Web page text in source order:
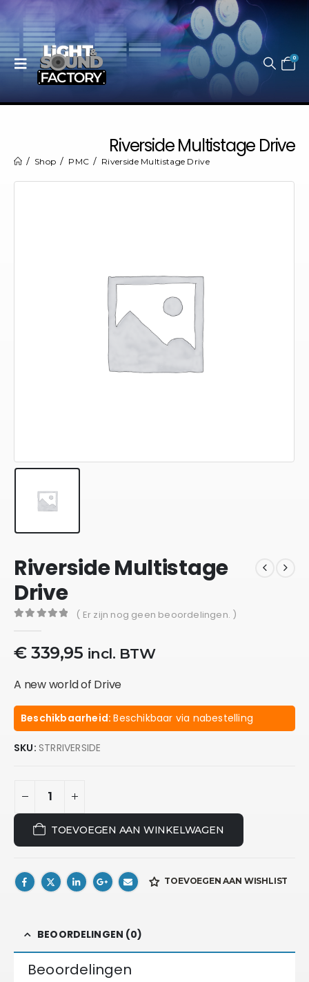
0
Riverside Multistage Drive
Shop PMC Riverside Multistage Drive
Riverside Multistage
Drive
( Er zijn nog geen beoordelingen. )
€339,95 incl. BTW
A new world of Drive
Beschikbaarheid:Beschikbaar via nabestelling
SKU: STRRIVERSIDE
TOEVOEGEN AAN WINKELWAGEN
TOEVOEGEN AAN WISHLIST
BEOORDELINGEN (0)
Beoordelingen